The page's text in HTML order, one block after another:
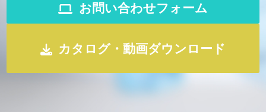
お問い合わせフォーム
カタログ・動画ダウンロード